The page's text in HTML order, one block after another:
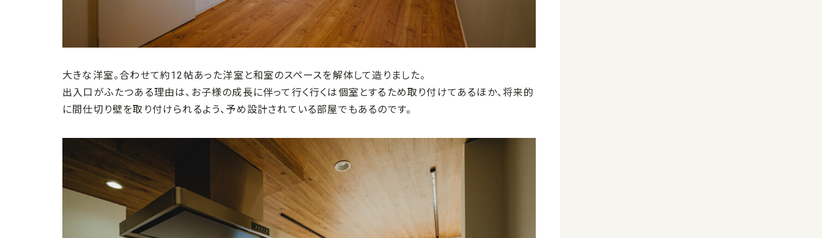
大きな洋室。合わせて約12帖あった洋室と和室のスペースを解体して造りました。
出入口がふたつある理由は、お子様の成長に伴って行く行くは個室とするため取り付けてあるほか、将来的
に間仕切り壁を取り付けられるよう、予め設計されている部屋でもあるのです。